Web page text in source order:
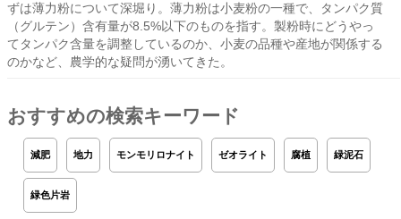
ずは薄力粉について深堀り。薄力粉は小麦粉の一種で、タンパク質
（グルテン）含有量が8.5%以下のものを指す。製粉時にどうやっ
てタンパク含量を調整しているのか、小麦の品種や産地が関係する
のかなど、農学的な疑問が湧いてきた。
おすすめの検索キーワード
減肥 地力 モンモリロナイト ゼオライト 腐植 緑泥石
緑色片岩